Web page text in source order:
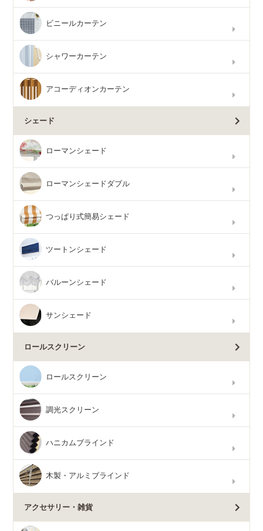
ビニールカーテン
シャワーカーテン
アコーディオンカーテン
シェード
ローマンシェード
ローマンシェードダブル
つっぱり式簡易シェード
ツートンシェード
バルーンシェード
サンシェード
ロールスクリーン
ロールスクリーン
調光スクリーン
ハニカムブラインド
木製・アルミブラインド
アクセサリー・雑貨